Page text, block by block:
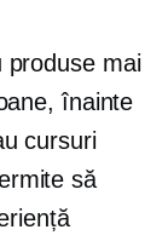
produse mai
înainte
cursuri
să